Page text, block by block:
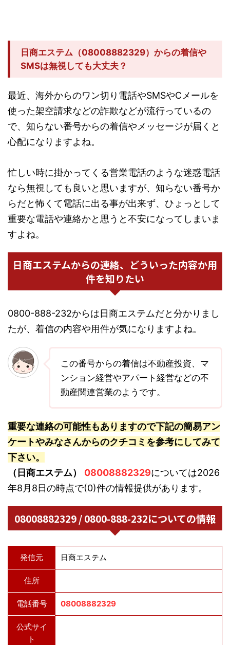
日商エステム（08008882329）からの着信や
SMSは無視しても大丈夫？
最近、海外からのワン切り電話やSMSやCメールを
使った架空請求などの詐欺などが流行っているの
で、知らない番号からの着信やメッセージが届くと
心配になりますよね。
忙しい時に掛かってくる営業電話のような迷惑電話
なら無視しても良いと思いますが、知らない番号か
らだと怖くて電話に出る事が出来ず、ひょっとして
重要な電話や連絡かと思うと不安になってしまいま
すよね。
日商エステムからの連絡、どういった内容か用
件を知りたい
0800-888-232からは日商エステムだと分かりまし
たが、着信の内容や用件が気になりますよね。
この番号からの着信は不動産投資、マ
ンション経営やアパート経営などの不
動産関連営業のようです。
重要な連絡の可能性もありますので下記の簡易アン
ケートやみなさんからのクチコミを参考にしてみて
下さい。
（日商エステム）
08008882329については2026
年8月8日の時点で(0)件の情報提供があります。
08008882329 / 0800-888-232についての情報
発信元 日商エステム
住所
電話番号 08008882329
公式サイ
ト